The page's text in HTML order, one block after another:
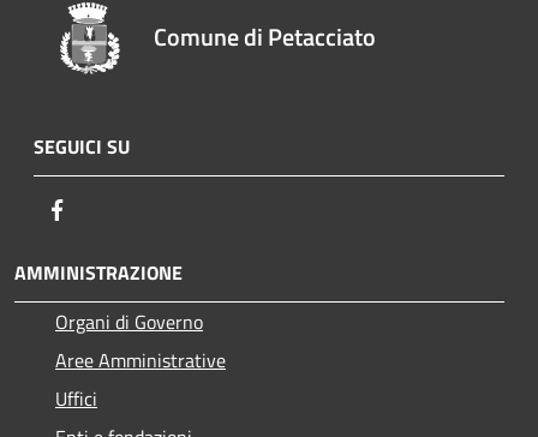
Comune di Petacciato
SEGUICI SU
AMMINISTRAZIONE
Organi di Governo
Aree Amministrative
Uffici